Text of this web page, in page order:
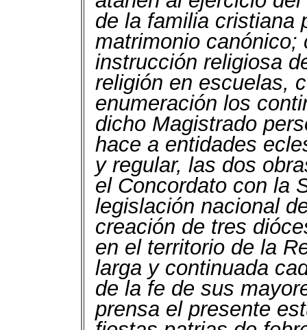
de la familia cristiana
matrimonio
instrucción religiosa
religión en escuelas,
enumeración los
dicho Magistrado
hace a entidades
y regular, las dos
el Concordato con la
legislación nacional
creación de tres
en el territorio de la
larga y continuada
de la fe de sus
prensa el presente